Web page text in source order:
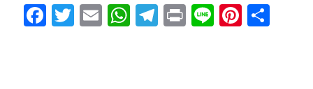
Facebook
Twitter
EmailWhatsApp
Telegram
PrintLine